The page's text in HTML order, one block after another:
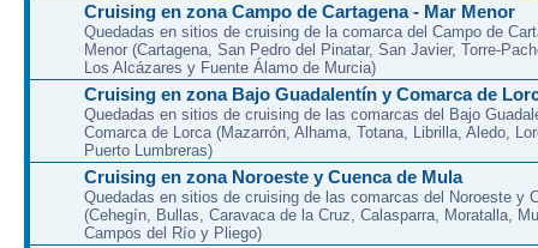
Cruising en zona Campo de Cartagena - Mar Menor
Quedadas en sitios de cruising de la comarca del Campo de
Menor (Cartagena, San Pedro del Pinatar, San Javier, Torre-
Los Alcázares y Fuente Álamo de Murcia)
Cruising en zona Bajo Guadalentín y Comarca de
Quedadas en sitios de cruising de las comarcas del Bajo
Comarca de Lorca (Mazarrón, Alhama, Totana, Librilla, Aledo,
Puerto Lumbreras)
Cruising en zona Noroeste y Cuenca de Mula
Quedadas en sitios de cruising de las comarcas del Noroeste y
(Cehegín, Bullas, Caravaca de la Cruz, Calasparra, Moratalla,
Campos del Río y Pliego)